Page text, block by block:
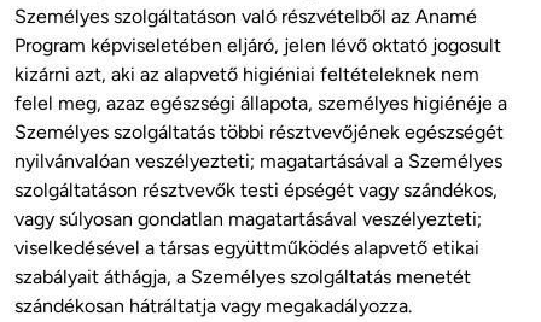
Személyes szolgáltatáson való részvételből az Anamé
Program képviseletében eljáró, jelen lévő oktató jogosult
kizárni azt, aki az alapvető higiéniai feltételeknek nem
felel meg, azaz egészségi állapota, személyes higiénéje a
Személyes szolgáltatás többi résztvevőjének egészségét
nyilvánvalóan veszélyezteti; magatartásával a Személyes
szolgáltatáson résztvevők testi épségét vagy szándékos,
vagy súlyosan gondatlan magatartásával veszélyezteti;
viselkedésével a társas együttműködés alapvető etikai
szabályait áthágja, a Személyes szolgáltatás menetét
szándékosan hátráltatja vagy megakadályozza.